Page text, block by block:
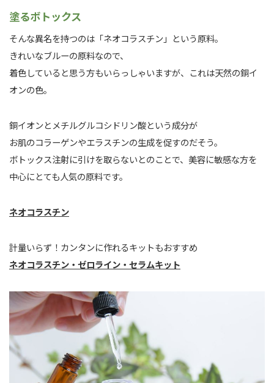
塗るボトックス
そんな異名を持つのは「ネオコラスチン」という原料。
きれいなブルーの原料なので、
着色していると思う方もいらっしゃいますが、これは天然の銅イ
オンの色。
銅イオンとメチルグルコシドリン酸という成分が
お肌のコラーゲンやエラスチンの生成を促すのだそう。
ボトックス注射に引けを取らないとのことで、美容に敏感な方を
中心にとても人気の原料です。
ネオコラスチン
計量いらず！カンタンに作れるキットもおすすめ
ネオコラスチン・ゼロライン・セラムキット